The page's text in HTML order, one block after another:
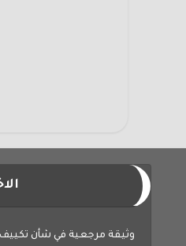
وثيقة مرجعية في شأن تكييف